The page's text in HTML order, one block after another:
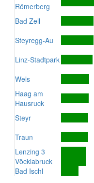
Römerberg
Bad Zell
Steyregg-Au
Linz-Stadtpark
Wels
Haag am
Hausruck
Steyr
Traun
Lenzing 3
Vöcklabruck
Bad Ischl